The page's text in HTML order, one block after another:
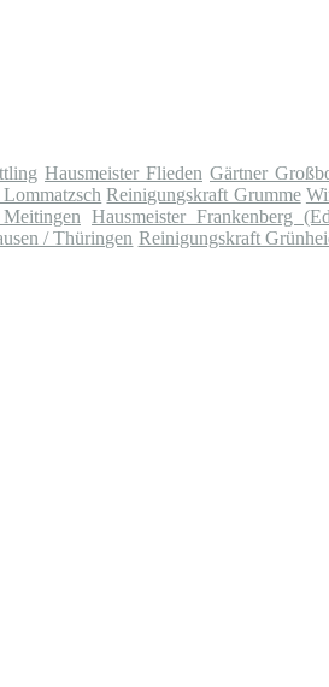
Hausmeister Flieden Gärtner
Reinigungskraft Grumme
Hausmeister Frankenberg
/ Thüringen Reinigungskraft